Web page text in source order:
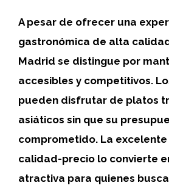
A pesar de ofrecer una
gastronómica de alta
Madrid se distingue por
accesibles y competitivos.
pueden disfrutar de platos
asiáticos sin que su
comprometido. La
calidad-precio lo convierte
atractiva para quienes